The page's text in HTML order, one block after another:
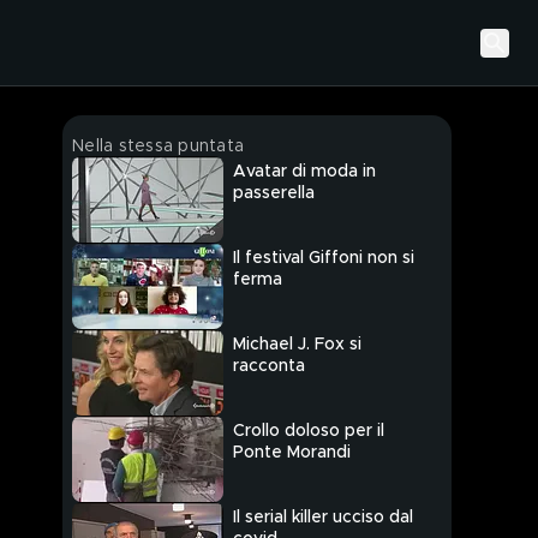
Nella stessa puntata
Avatar di moda in
passerella
Il festival Giffoni non si
ferma
Michael J. Fox si
racconta
Crollo doloso per il
Ponte Morandi
Il serial killer ucciso dal